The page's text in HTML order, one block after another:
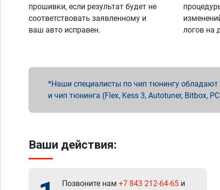
прошивки, если результат будет не
соответствовать заявленному и
ваш авто исправен.
логов на
Наши специалисты по чип тюнингу
и чип тюнинга (Flex, Kess 3, Autotuner, Bitbox,
Ваши действия:
Позвоните нам +7 843 212-64-65 и